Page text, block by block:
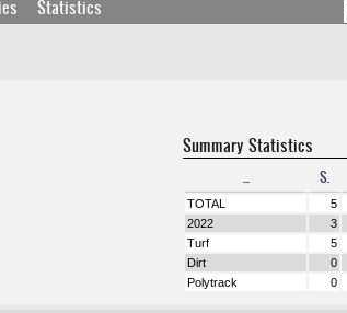
Statistics
Summary Statistics
... S.
TOTAL 5
2022
3
Turf
5
Dirt
0
Polytrack
0